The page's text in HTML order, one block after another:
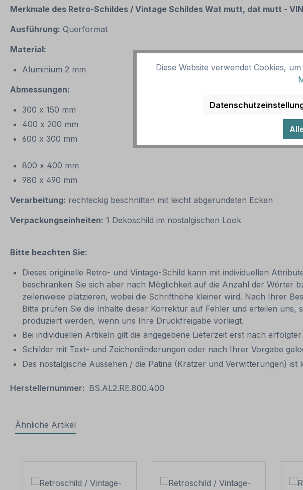
Merkmale des Retro-Schildes / Vintage Schildes Wat mutt, dat mutt -
Ausführung: Querformat
Material:
Aluminium 2 mm
Abmessungen:
300 x 150 mm
400 x 200 mm
600 x 300 mm
800 x 400 mm
980 x 490 mm
Verarbeitung: rechteckig beschnitten mit leicht abgerundeten Ecken
Verpackungseinheiten: 1 Dekoschild im nostalgischen Look
Bitte beachten Sie:
Dieses originelle Retro- und Vintage-Schild kann mit individuellen
beschränken Sie sich aber nach Möglichkeit auf die Anzahl der Wörter
zeilenweise platzieren, wobei die Schrifthöhe kleiner wird. Nach Ihrer
Bitte prüfen Sie die Inhalte dieser Korrektur auf Fehler und erteilen
produziert werden, wenn uns Ihre Druckfreigabe vorliegt.
Bei individuellen Artikeln gilt die angegebene Lieferzeit erst nach
Schilder mit Text- und Zeichenänderungen oder nach Ihrer Vorgabe
Das nostalgische Aussehen / die Patina (Kratzer und Verwitterungen) ist
Herstellernummer: BS.AL2.RE.800.400
Ähnliche Artikel
Diese Website verwendet Cookies,